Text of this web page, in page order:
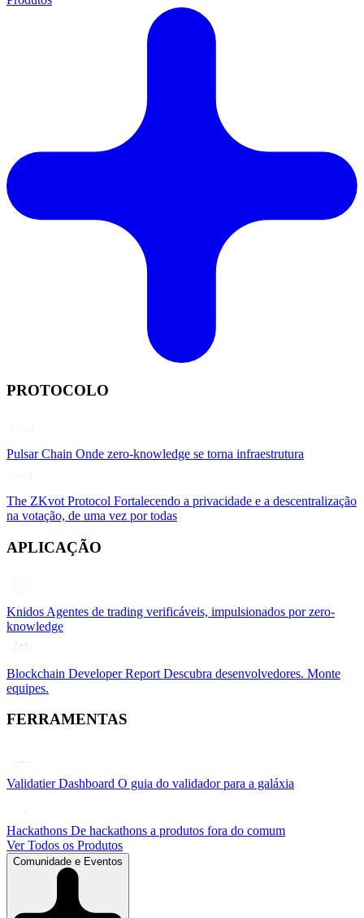
PROTOCOLO
Pulsar Chain Onde zero-knowledge se torna infraestrutura
The ZKvot Protocol Fortalecendo a privacidade e a descentralização
na votação, de uma vez por todas
APLICAÇÃO
Knidos Agentes de trading verificáveis, impulsionados por zero-
knowledge
Blockchain Developer Report Descubra desenvolvedores. Monte
equipes.
FERRAMENTAS
Validatier Dashboard O guia do validador para a galáxia
Hackathons De hackathons a produtos fora do comum
Ver Todos os Produtos
Comunidade e Eventos